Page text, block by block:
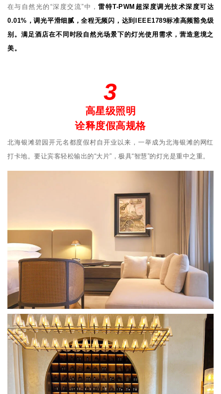
在与自然光的“深度交流”中，雷特T-PWM超深度调光技术深度可达
0.01%，调光平滑细腻，全程无频闪，达到IEEE1789标准高频豁免级
别。满足酒店在不同时段自然光场景下的灯光使用需求，营造意境之
美。
3
高星级照明
诠释度假高规格
北海银滩碧园开元名都度假村自开业以来，一举成为北海银滩的网红
打卡地。要让宾客轻松输出的“大片”，极具“智慧”的灯光是重中之重。